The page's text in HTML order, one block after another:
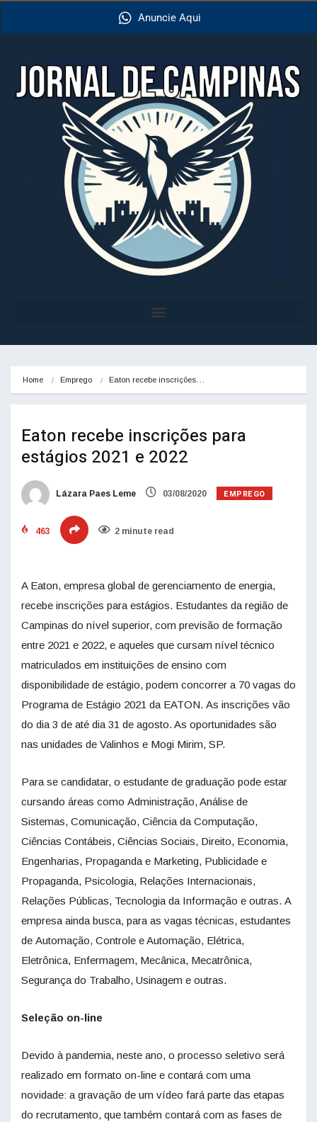
Anuncie Aqui
Home Emprego Eaton recebe inscrições…
Eaton recebe inscrições para
estágios 2021 e 2022
Lázara Paes Leme 03/08/2020 EMPREGO
463 2 minute read
A Eaton, empresa global de gerenciamento de energia,
recebe inscrições para estágios. Estudantes da região de
Campinas do nível superior, com previsão de formação
entre 2021 e 2022, e aqueles que cursam nível técnico
matriculados em instituições de ensino com
disponibilidade de estágio, podem concorrer a 70 vagas do
Programa de Estágio 2021 da EATON. As inscrições vão
do dia 3 de até dia 31 de agosto. As oportunidades são
nas unidades de Valinhos e Mogi Mirim, SP.
Para se candidatar, o estudante de graduação pode estar
cursando áreas como Administração, Análise de
Sistemas, Comunicação, Ciência da Computação,
Ciências Contábeis, Ciências Sociais, Direito, Economia,
Engenharias, Propaganda e Marketing, Publicidade e
Propaganda, Psicologia, Relações Internacionais,
Relações Públicas, Tecnologia da Informação e outras. A
empresa ainda busca, para as vagas técnicas, estudantes
de Automação, Controle e Automação, Elétrica,
Eletrônica, Enfermagem, Mecânica, Mecatrônica,
Segurança do Trabalho, Usinagem e outras.
Seleção on-line
Devido à pandemia, neste ano, o processo seletivo será
realizado em formato on-line e contará com uma
novidade: a gravação de um vídeo fará parte das etapas
do recrutamento, que também contará com as fases de